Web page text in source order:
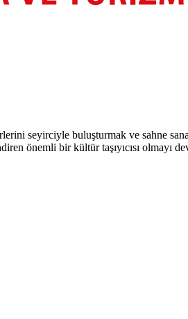
seyirciyle buluşturmak ve sahne
önemli bir kültür taşıyıcısı olmayı